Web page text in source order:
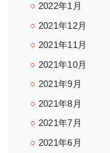
2022年1月
2021年12月
2021年11月
2021年10月
2021年9月
2021年8月
2021年7月
2021年6月